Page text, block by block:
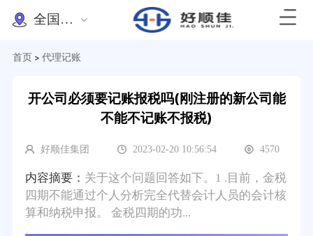
全国办理
首页 > 代理记账
开公司必须要记账报税吗(刚注册的新公司能
不能不记账不报税)
好顺佳集团 2023-02-20 10:56:54 4570
内容摘要： 关于这个问题回答如下。1 .目前，金税
四期不能通过个人分析完全代替会计人员的会计核
算和纳税申报。 金税四期的功...